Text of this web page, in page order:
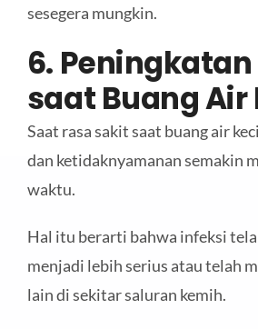
sesegera mungkin.
6.
saat Buang Air
Saat rasa sakit saat buang air
dan ketidaknyamanan semakin
waktu.
Hal itu berarti bahwa infeksi
menjadi lebih serius atau telah
lain di sekitar saluran kemih.